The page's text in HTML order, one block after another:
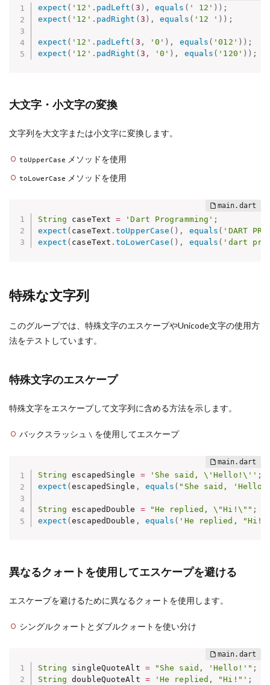
expect ( '12' . padLeft ( 3 ) , equals ( ' 12' ) ) ;
expect ( '12' . padRight ( 3 ) , equals ( '12 ' ) ) ;
expect ( '12' . padLeft ( 3 , '0' ) , equals ( '012' ) ) ;
expect ( '12' . padRight ( 3 , '0' ) , equals ( '120' ) ) ;
大文字・小文字の変換
文字列を大文字または小文字に変換します。
toUpperCase メソッドを使用
toLowerCase メソッドを使用
String caseText = 'Dart Programming' ;
expect ( caseText .toUpperCase ( ) , equals ( 'DART
expect ( caseText .toLowerCase ( ) , equals ( 'dart
特殊な文字列
このグループでは、特殊文字のエスケープやUnicode文字の使用方
法をテストしています。
特殊文字のエスケープ
特殊文字をエスケープして文字列に含める方法を示します。
バックスラッシュ \ を使用してエスケープ
String escapedSingle = 'She said, \'Hello!\'' ;
expect (escapedSingle , equals ( "She said,
String escapedDouble = "He replied, \"Hi!\"" ;
expect (escapedDouble , equals ( 'He replied,
異なるクォートを使用してエスケープを避ける
エスケープを避けるために異なるクォートを使用します。
シングルクォートとダブルクォートを使い分け
String singleQuoteAlt = "She said, 'Hello!'" ;
String doubleQuoteAlt = 'He replied, "Hi!"' ;